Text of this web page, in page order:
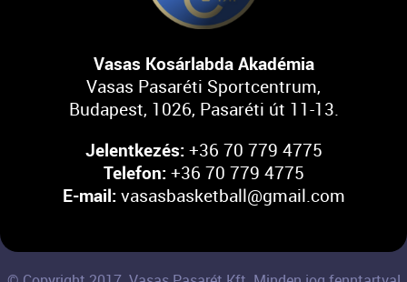
Vasas Kosárlabda Akadémia
Vasas Pasaréti Sportcentrum,
Budapest, 1026, Pasaréti út 11-13.
Jelentkezés: +36 70 779 4775
Telefon: +36 70 779 4775
E-mail: vasasbasketball@gmail.com